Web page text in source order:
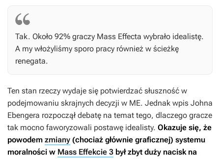
Tak. Około 92% graczy Mass Effecta wybrało idealistę.
A my włożyliśmy sporo pracy również w ścieżkę
renegata.
Ten stan rzeczy wydaje się potwierdzać słuszność w
podejmowaniu skrajnych decyzji w ME. Jednak wpis Johna
Ebengera rozpoczął debatę na temat tego, dlaczego gracze
tak mocno faworyzowali postawę idealisty. Okazuje się, że
powodem zmiany (chociaż głównie graficznej) systemu
moralności w Mass Effekcie 3 był zbyt duży nacisk na